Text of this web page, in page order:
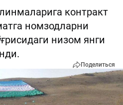
контракт
номзодларни
низом янги
Поделиться